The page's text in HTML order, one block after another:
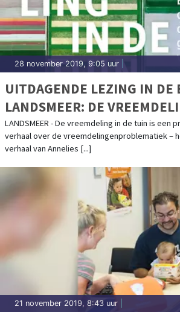
28 november 2019, 9:05 uur
UITDAGENDE LEZING IN DE
LANDSMEER: DE
TUIN
LANDSMEER - De vreemdeling in de tuin is een
verhaal over de vreemdelingenproblematiek –
verhaal van Annelies [...]
21 november 2019, 8:43 uur